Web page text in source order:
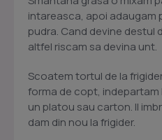
intareasca, apoi adaugam
pudra. Cand devine destul
altfel riscam sa devina unt.
Scoatem tortul de la
forma de copt, indepartam
un platou sau carton. Il
dam din nou la frigider.